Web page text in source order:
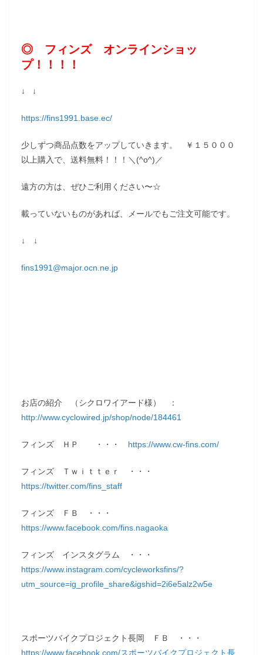
◎ フィンズ オンラインショッ
プ！！！！
↓ ↓
https://fins1991.base.ec/
少しずつ商品点数をアップしていきます。 ￥１５０００
以上購入で、送料無料！！！＼(^o^)／
遠方の方は、ぜひご利用ください〜☆
載っていないものがあれば、メールでもご注文可能です。
↓ ↓
fins1991@major.ocn.ne.jp
お店の紹介 （シクロワイアード様） ：
http://www.cyclowired.jp/shop/node/184461
フィンズ ＨＰ ・・・ https://www.cw-fins.com/
フィンズ Ｔｗｉｔｔｅｒ ・・・
https://twitter.com/fins_staff
フィンズ ＦＢ ・・・
https://www.facebook.com/fins.nagaoka
フィンズ インスタグラム ・・・
https://www.instagram.com/cycleworksfins/?
utm_source=ig_profile_share&igshid=2i6e5alz2w5e
スポーツバイクプロジェクト長岡 ＦＢ ・・・
https://www.facebook.com/スポーツバイクプロジェクト長